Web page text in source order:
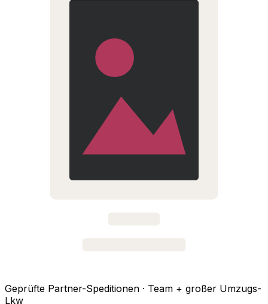
Geprüfte Partner-Speditionen · Team + großer Umzugs-
Lkw